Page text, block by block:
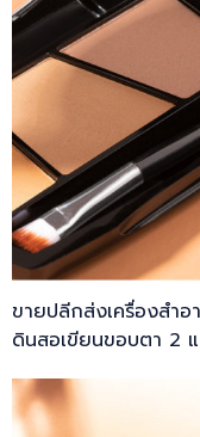
ขายปลีกส่งเครื่องสำ
ดินสอเขียนขอบตา 2